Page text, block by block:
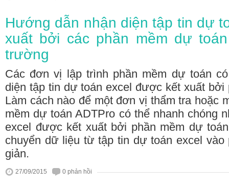
Hướng dẫn nhận diện tập tin dự
xuất bởi các phần mềm dự
trường
Các đơn vị lập trình phần mềm dự toán
diện tập tin dự toán excel được kết xuất bởi
Làm cách nào để một đơn vị thẩm tra hoặc
mềm dự toán ADTPro có thể nhanh chóng
excel được kết xuất bởi phần mềm dự
chuyển dữ liệu từ tập tin dự toán excel vào
giản.
27/09/2015 0 phản hồi